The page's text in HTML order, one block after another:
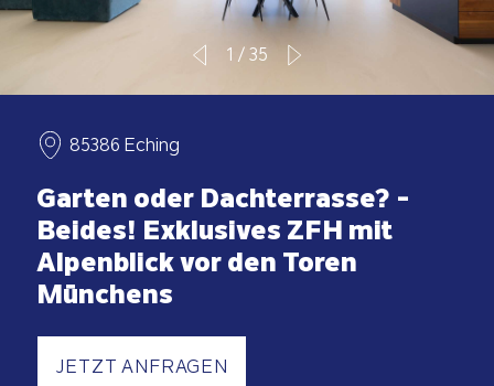
85386 Eching
Garten oder Dachterrasse? -
Beides! Exklusives ZFH mit
Alpenblick vor den Toren
Münchens
1 / 35